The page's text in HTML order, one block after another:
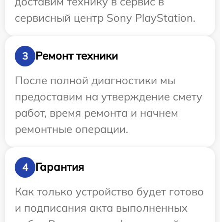
сервисный центр Sony PlayStation.
3
Ремонт техники
После полной диагностики мы
предоставим на утверждение смету
работ, время ремонта и начнем
ремонтные операции.
4
Гарантия
Как только устройство будет готово
и подписания акта выполненных